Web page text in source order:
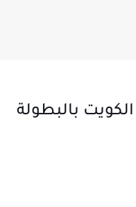
بالبطولة